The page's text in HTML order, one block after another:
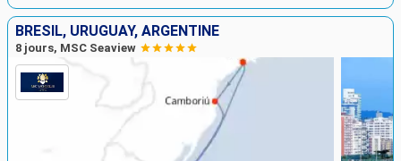
BRÉSIL, URUGUAY, ARGENTINE
8 jours, MSC Seaview